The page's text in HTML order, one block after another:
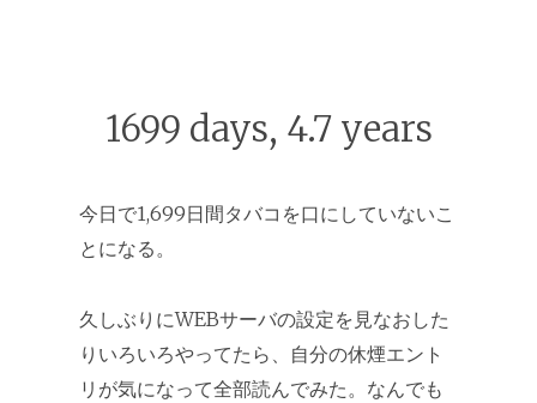
1699 days, 4.7 years
今日で1,699日間タバコを口にしていないこ
とになる。
久しぶりにWEBサーバの設定を見なおした
りいろいろやってたら、自分の休煙エント
リが気になって全部読んでみた。なんでも